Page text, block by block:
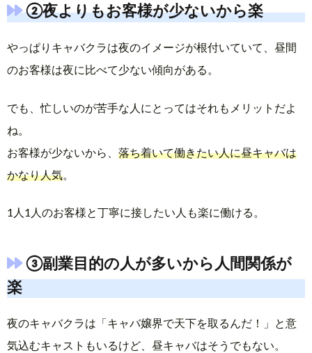
②夜よりもお客様が少ないから楽
やっぱりキャバクラは夜のイメージが根付いていて、昼間
のお客様は夜に比べて少ない傾向がある。
でも、忙しいのが苦手な人にとってはそれもメリットだよ
ね。
お客様が少ないから、 落ち着いて働きたい人に昼キャバは
かなり人気
1人1人のお客様と丁寧に接したい人も楽に働ける。
③副業目的の人が多いから人間関係が
楽
夜のキャバクラは「キャバ嬢界で天下を取るんだ！」と意
気込むキャストもいるけど、昼キャバはそうでもない。